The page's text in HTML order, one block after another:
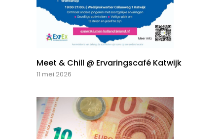
Meet & Chill @ Ervaringscafé Katwijk
11 mei 2026